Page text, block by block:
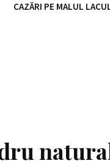
CAZĂRI PE MALUL